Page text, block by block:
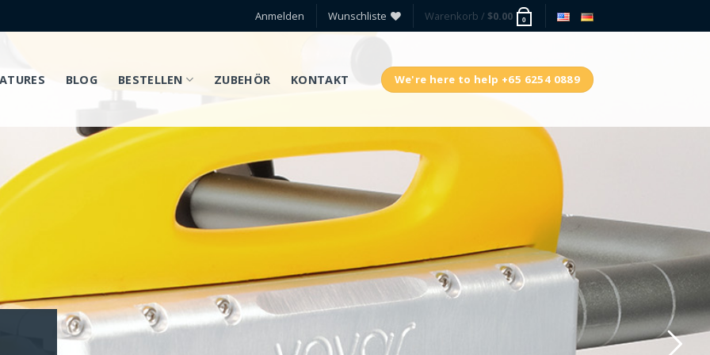
Anmelden Wunschliste Warenkorb / $0.00 0
BLOG BESTELLEN ZUBEHÖR KONTAKT We're here to help +65 6254 0889